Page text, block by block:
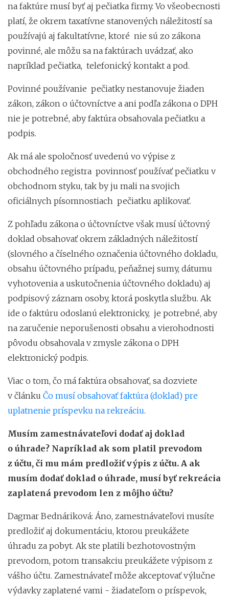
na faktúre musí byť aj pečiatka firmy. Vo všeobecnosti
platí, že okrem taxatívne stanovených náležitostí sa
používajú aj fakultatívne, ktoré nie sú zo zákona
povinné, ale môžu sa na faktúrach uvádzať, ako
napríklad pečiatka, telefonický kontakt a pod.
Povinné používanie pečiatky nestanovuje žiaden
zákon, zákon o účtovníctve a ani podľa zákona o DPH
nie je potrebné, aby faktúra obsahovala pečiatku a
podpis.
Ak má ale spoločnosť uvedenú vo výpise z
obchodného registra povinnosť používať pečiatku v
obchodnom styku, tak by ju mali na svojich
oficiálnych písomnostiach pečiatku aplikovať.
Z pohľadu zákona o účtovníctve však musí účtovný
doklad obsahovať okrem základných náležitostí
(slovného a číselného označenia účtovného dokladu,
obsahu účtovného prípadu, peňažnej sumy, dátumu
vyhotovenia a uskutočnenia účtovného dokladu) aj
podpisový záznam osoby, ktorá poskytla službu. Ak
ide o faktúru odoslanú elektronicky, je potrebné, aby
na zaručenie neporušenosti obsahu a vierohodnosti
pôvodu obsahovala v zmysle zákona o DPH
elektronický podpis.
Viac o tom, čo má faktúra obsahovať, sa dozviete
v článku Čo musí obsahovať faktúra (doklad) pre
uplatnenie príspevku na rekreáciu.
Musím zamestnávateľovi dodať aj doklad
o úhrade? Napríklad ak som platil prevodom
z účtu, či mu mám predložiť výpis z účtu. A ak
musím dodať doklad o úhrade, musí byť rekreácia
zaplatená prevodom len z môjho účtu?
Dagmar Bednáriková: Áno, zamestnávateľovi musíte
predložiť aj dokumentáciu, ktorou preukážete
úhradu za pobyt. Ak ste platili bezhotovostným
prevodom, potom transakciu preukážete výpisom z
vášho účtu. Zamestnávateľ môže akceptovať výlučne
výdavky zaplatené vami - žiadateľom o príspevok,